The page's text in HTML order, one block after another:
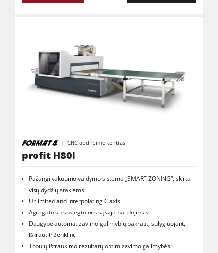
CNC apdirbimo centras
profit H80I
Pažangi vakuumo valdymo sistema „SMART ZONING“, skirta
visų dydžių staklėms
Unlimited and interpolating C axis
Agregato su suslėgto oro sąsaja naudojimas
Daugybė automatizavimo galimybių pakraut, sulygiuojant,
iškraut ir ženklint
Tobulų ištraukimo rezultatų optimizavimo galimybės: